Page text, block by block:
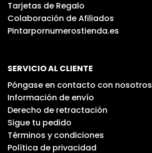
Tarjetas de Regalo
Colaboración de Afiliados
Pintarpornumerostienda.es
SERVICIO AL CLIENTE
Póngase en contacto con nosotros
Información de envío
Derecho de retractación
Sigue tu pedido
Términos y condiciones
Política de privacidad